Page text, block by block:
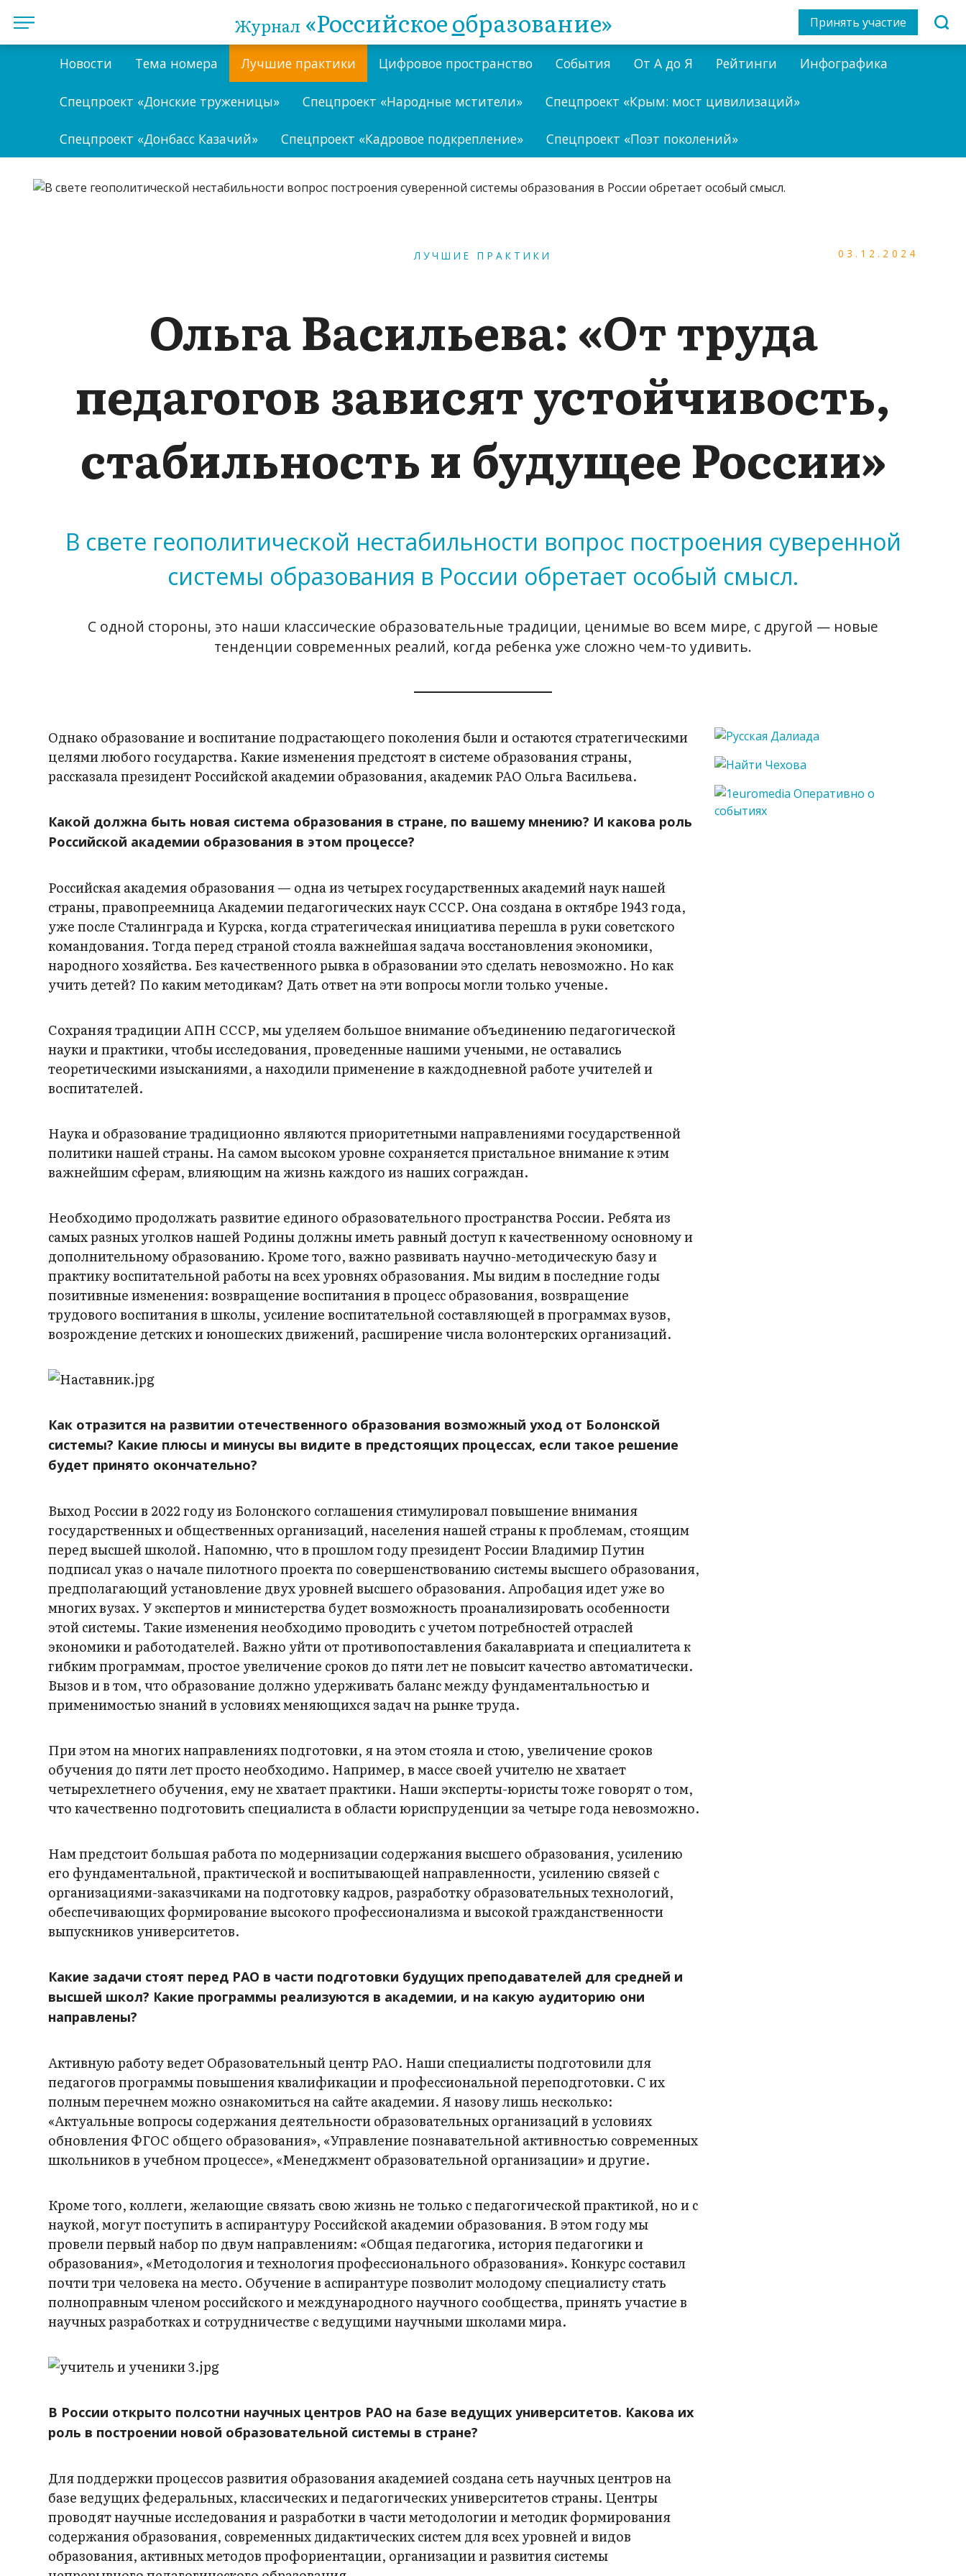
Журнал «Российскоеобразование» Принять участие
Новости Тема номера Лучшие практики Цифровое пространство События От А до Я Рейтинги Инфографика
Спецпроект «Донские труженицы» Спецпроект «Народные мстители» Спецпроект «Крым: мост цивилизаций»
Спецпроект «Донбасс Казачий» Спецпроект «Кадровое подкрепление» Спецпроект «Поэт поколений»
ЛУЧШИЕ ПРАКТИКИ 03.12.2024
Ольга Васильева: «От труда
педагогов зависят устойчивость,
стабильность и будущее России»
В свете геополитической нестабильности вопрос построения суверенной
системы образования в России обретает особый смысл.
С одной стороны, это наши классические образовательные традиции, ценимые во всем мире, с другой — новые
тенденции современных реалий, когда ребенка уже сложно чем-то удивить.
Однако образование и воспитание подрастающего поколения были и остаются стратегическими
целями любого государства. Какие изменения предстоят в системе образования страны,
рассказала президент Российской академии образования, академик РАО Ольга Васильева.
Какой должна быть новая система образования в стране, по вашему мнению? И какова роль
Российской академии образования в этом процессе?
Российская академия образования — одна из четырех государственных академий наук нашей
страны, правопреемница Академии педагогических наук СССР. Она создана в октябре 1943 года,
уже после Сталинграда и Курска, когда стратегическая инициатива перешла в руки советского
командования. Тогда перед страной стояла важнейшая задача восстановления экономики,
народного хозяйства. Без качественного рывка в образовании это сделать невозможно. Но как
учить детей? По каким методикам? Дать ответ на эти вопросы могли только ученые.
Сохраняя традиции АПН СССР, мы уделяем большое внимание объединению педагогической
науки и практики, чтобы исследования, проведенные нашими учеными, не оставались
теоретическими изысканиями, а находили применение в каждодневной работе учителей и
воспитателей.
Наука и образование традиционно являются приоритетными направлениями государственной
политики нашей страны. На самом высоком уровне сохраняется пристальное внимание к этим
важнейшим сферам, влияющим на жизнь каждого из наших сограждан.
Необходимо продолжать развитие единого образовательного пространства России. Ребята из
самых разных уголков нашей Родины должны иметь равный доступ к качественному основному и
дополнительному образованию. Кроме того, важно развивать научно-методическую базу и
практику воспитательной работы на всех уровнях образования. Мы видим в последние годы
позитивные изменения: возвращение воспитания в процесс образования, возвращение
трудового воспитания в школы, усиление воспитательной составляющей в программах вузов,
возрождение детских и юношеских движений, расширение числа волонтерских организаций.
Как отразится на развитии отечественного образования возможный уход от Болонской
системы? Какие плюсы и минусы вы видите в предстоящих процессах, если такое решение
будет принято окончательно?
Выход России в 2022 году из Болонского соглашения стимулировал повышение внимания
государственных и общественных организаций, населения нашей страны к проблемам, стоящим
перед высшей школой. Напомню, что в прошлом году президент России Владимир Путин
подписал указ о начале пилотного проекта по совершенствованию системы высшего образования,
предполагающий установление двух уровней высшего образования. Апробация идет уже во
многих вузах. У экспертов и министерства будет возможность проанализировать особенности
этой системы. Такие изменения необходимо проводить с учетом потребностей отраслей
экономики и работодателей. Важно уйти от противопоставления бакалавриата и специалитета к
гибким программам, простое увеличение сроков до пяти лет не повысит качество автоматически.
Вызов и в том, что образование должно удерживать баланс между фундаментальностью и
применимостью знаний в условиях меняющихся задач на рынке труда.
При этом на многих направлениях подготовки, я на этом стояла и стою, увеличение сроков
обучения до пяти лет просто необходимо. Например, в массе своей учителю не хватает
четырехлетнего обучения, ему не хватает практики. Наши эксперты-юристы тоже говорят о том,
что качественно подготовить специалиста в области юриспруденции за четыре года невозможно.
Нам предстоит большая работа по модернизации содержания высшего образования, усилению
его фундаментальной, практической и воспитывающей направленности, усилению связей с
организациями-заказчиками на подготовку кадров, разработку образовательных технологий,
обеспечивающих формирование высокого профессионализма и высокой гражданственности
выпускников университетов.
Какие задачи стоят перед РАО в части подготовки будущих преподавателей для средней и
высшей школ? Какие программы реализуются в академии, и на какую аудиторию они
направлены?
Активную работу ведет Образовательный центр РАО. Наши специалисты подготовили для
педагогов программы повышения квалификации и профессиональной переподготовки. С их
полным перечнем можно ознакомиться на сайте академии. Я назову лишь несколько:
«Актуальные вопросы содержания деятельности образовательных организаций в условиях
обновления ФГОС общего образования», «Управление познавательной активностью современных
школьников в учебном процессе», «Менеджмент образовательной организации» и другие.
Кроме того, коллеги, желающие связать свою жизнь не только с педагогической практикой, но и с
наукой, могут поступить в аспирантуру Российской академии образования. В этом году мы
провели первый набор по двум направлениям: «Общая педагогика, история педагогики и
образования», «Методология и технология профессионального образования». Конкурс составил
почти три человека на место. Обучение в аспирантуре позволит молодому специалисту стать
полноправным членом российского и международного научного сообщества, принять участие в
научных разработках и сотрудничестве с ведущими научными школами мира.
В России открыто полсотни научных центров РАО на базе ведущих университетов. Какова их
роль в построении новой образовательной системы в стране?
Для поддержки процессов развития образования академией создана сеть научных центров на
базе ведущих федеральных, классических и педагогических университетов страны. Центры
проводят научные исследования и разработки в части методологии и методик формирования
содержания образования, современных дидактических систем для всех уровней и видов
образования, активных методов профориентации, организации и развития системы